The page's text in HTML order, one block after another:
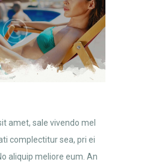
amet, sale vivendo mel
complectitur sea, pri ei
aliquip meliore eum. An